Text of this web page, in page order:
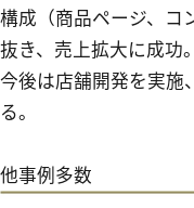
構成（商品ページ、コ
抜き、売上拡大に成功。
今後は店舗開発を実施
る。
他事例多数